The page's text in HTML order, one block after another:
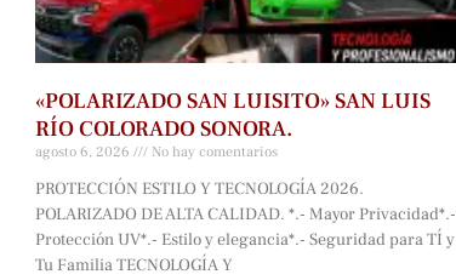
«POLARIZADO SAN LUISITO» SAN LUIS
RÍO COLORADO SONORA.
agosto 6, 2026 No hay comentarios
PROTECCIÓN ESTILO Y TECNOLOGÍA 2026.
POLARIZADO DE ALTA CALIDAD. *.- Mayor Privacidad*.-
Protección UV*.- Estilo y elegancia*.- Seguridad para TÍ y
Tu Familia TECNOLOGÍA Y